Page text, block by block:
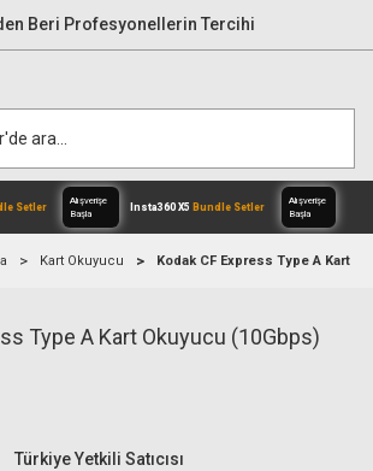
Beri Profesyonellerin Tercihi
Mark IIIBundle Setler
Alışverişe
Kart Okuyucu Kodak CF Express Type A Kart
Type A Kart Okuyucu (10Gbps)
Türkiye Yetkili Satıcısı